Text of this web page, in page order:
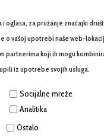
oglasa, za pružanje značajki
vašoj upotrebi naše web-
partnerima koji ih mogu
iz upotrebe svojih usluga.
Socijalne mreže
Analitika
Ostalo